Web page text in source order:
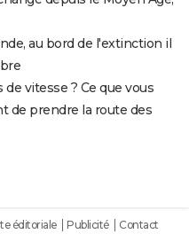
au bord de l'extinction il
vitesse ? Ce que vous
de prendre la route des
éditoriale Publicité Contact